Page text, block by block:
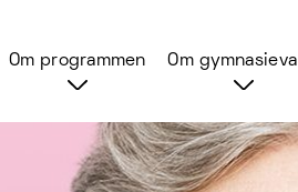
Om programmen Om